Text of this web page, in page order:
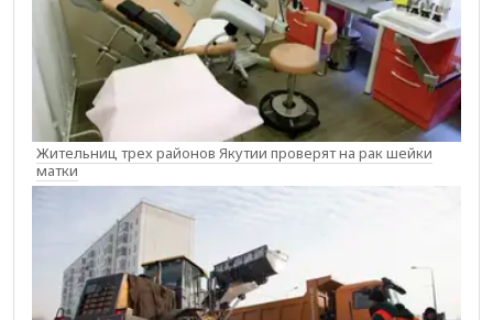
Жительниц трех районов Якутии проверят на рак шейки
матки